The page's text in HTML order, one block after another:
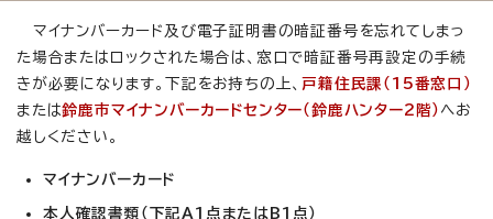
マイナンバーカード及び電子証明書の暗証番号を忘れてしまっ
た場合またはロックされた場合は、窓口で暗証番号再設定の手続
きが必要になります。下記をお持ちの上、戸籍住民課（15番窓口）
または鈴鹿市マイナンバーカードセンター（鈴鹿ハンター2階） へお
越しください。
マイナンバーカード
本人確認書類（下記A1点またはB1点）